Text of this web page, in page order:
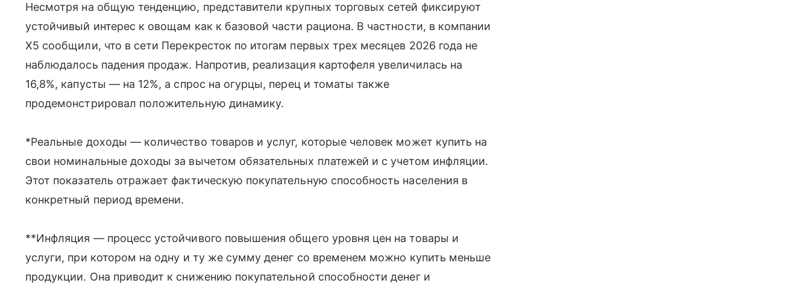
Несмотря на общую тенденцию, представители крупных торговых сетей фиксируют
устойчивый интерес к овощам как к базовой части рациона. В частности, в компании
X5 сообщили, что в сети Перекресток по итогам первых трех месяцев 2026 года не
наблюдалось падения продаж. Напротив, реализация картофеля увеличилась на
16,8%, капусты — на 12%, а спрос на огурцы, перец и томаты также
продемонстрировал положительную динамику.
*Реальные доходы — количество товаров и услуг, которые человек может купить на
свои номинальные доходы за вычетом обязательных платежей и с учетом инфляции.
Этот показатель отражает фактическую покупательную способность населения в
конкретный период времени.
**Инфляция — процесс устойчивого повышения общего уровня цен на товары и
услуги, при котором на одну и ту же сумму денег со временем можно купить меньше
продукции. Она приводит к снижению покупательной способности денег и